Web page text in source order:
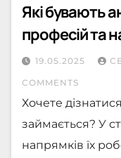
Які бувають
професій та
19.05.2025
COMMENTS
Хочете
займається? У
напрямків їх